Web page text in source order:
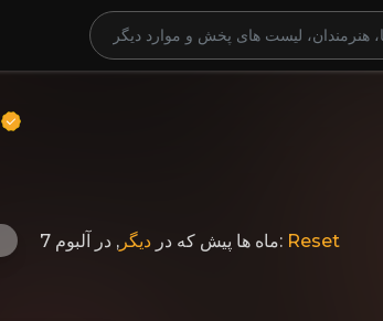
7 ماه ها پیش که در دیگر , در آلبوم: Reset